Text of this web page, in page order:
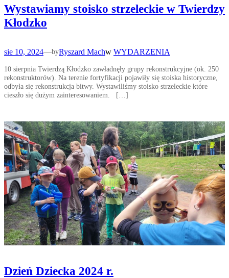
Wystawiamy stoisko strzeleckie w Twierdzy
Kłodzko
sie 10, 2024—byRyszard Machw WYDARZENIA
10 sierpnia Twierdzą Kłodzko zawładnęły grupy rekonstrukcyjne (ok. 250
rekonstruktorów). Na terenie fortyfikacji pojawiły się stoiska historyczne,
odbyła się rekonstrukcja bitwy. Wystawiliśmy stoisko strzeleckie które
cieszło się dużym zainteresowaniem. […]
Dzień Dziecka 2024 r.